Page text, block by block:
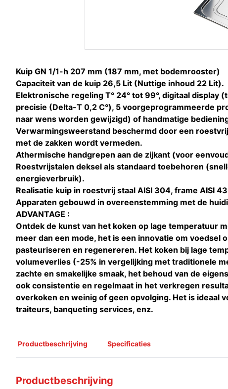
Kuip GN 1/1-h 207 mm (187 mm, met bodemrooster)
Capaciteit van de kuip 26,5 Lit (Nuttige inhoud 22 Lit).
Elektronische regeling T° 24° tot 99°, digitaal display
precisie (Delta-T 0,2 C°), 5 voorgeprogrammeerde
naar wens worden gewijzigd) of handmatige
Verwarmingsweerstand beschermd door een
met de zakken wordt vermeden.
Athermische handgrepen aan de zijkant (voor
Roestvrijstalen deksel als standaard toebehoren
energieverbruik).
Realisatie kuip in roestvrij staal AISI 304, frame AISI
Apparaten gebouwd in overeenstemming met de
ADVANTAGE :
Ontdek de kunst van het koken op lage temperatuur
meer dan een mode, het is een innovatie om voedsel
pasteuriseren en regenereren. Het koken bij lage
volumeverlies (-25% in vergelijking met traditionele
zachte en smakelijke smaak, het behoud van de
ook consistentie en regelmaat in het verkregen
overkoken en weinig of geen opvolging. Het is ideaal
traiteurs, banqueting services, enz.
Productbeschrijving Specificaties
Productbeschrijving